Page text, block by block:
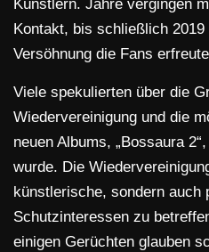
Künstlern. Jahre vergingen
Kontakt, bis schließlich
Versöhnung die Fans
Viele spekulierten über die
Wiedervereinigung und die
neuen Albums, „Bossaura
wurde. Die
künstlerische, sondern auch
Schutzinteressen zu
einigen Gerüchten glauben